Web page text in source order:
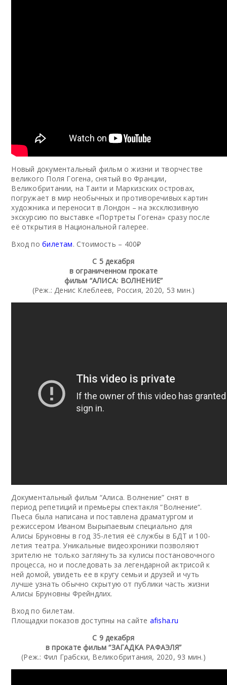
Новый документальный фильм о жизни и творчестве
великого Поля Гогена, снятый во Франции,
Великобритании, на Таити и Маркизских островах,
погружает в мир необычных и противоречивых картин
художника и переносит в Лондон – на эксклюзивную
экскурсию по выставке «Портреты Гогена» сразу после
её открытия в Национальной галерее.
Вход побилетам. Стоимость – 400₽
C 5 декабря
в ограниченном прокате
фильм “АЛИСА: ВОЛНЕНИЕ”
(Реж.: Денис Клеблеев, Россия, 2020, 53 мин.)
Документальный фильм “Алиса. Волнение” снят в
период репетиций и премьеры спектакля “Волнение“.
Пьеса была написана и поставлена драматургом и
режиссером Иваном Вырыпаевым специально для
Алисы Бруновны в год 35-летия её службы в БДТ и 100-
летия театра. Уникальные видеохроники позволяют
зрителю не только заглянуть за кулисы постановочного
процесса, но и последовать за легендарной актрисой к
ней домой, увидеть ее в кругу семьи и друзей и чуть
лучше узнать обычно скрытую от публики часть жизни
Алисы Бруновны Фрейндлих.
Вход по билетам.
Площадки показов доступны на сайте afisha.ru
С 9 декабря
в прокате фильм “ЗАГАДКА РАФАЭЛЯ”
(Реж.: Фил Грабски, Великобритания, 2020, 93 мин.)